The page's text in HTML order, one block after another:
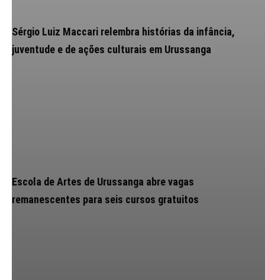
Sérgio Luiz Maccari relembra histórias da infância,
juventude e de ações culturais em Urussanga
Escola de Artes de Urussanga abre vagas
remanescentes para seis cursos gratuitos